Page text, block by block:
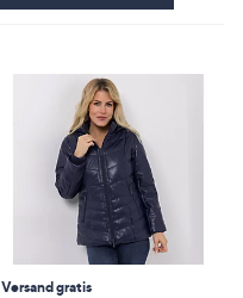
Versand gratis